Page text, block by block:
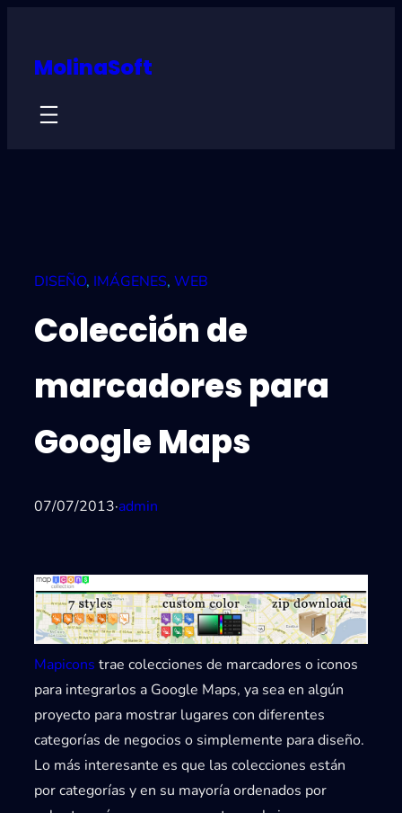
contentMolinaSoft
DISEÑO, IMÁGENES, WEB
Colección de
marcadores para
Google Maps
07/07/2013·admin
Mapicons trae colecciones de marcadores o iconos
para integrarlos a Google Maps, ya sea en algún
proyecto para mostrar lugares con diferentes
categorías de negocios o simplemente para diseño.
Lo más interesante es que las colecciones están
por categorías y en su mayoría ordenados por